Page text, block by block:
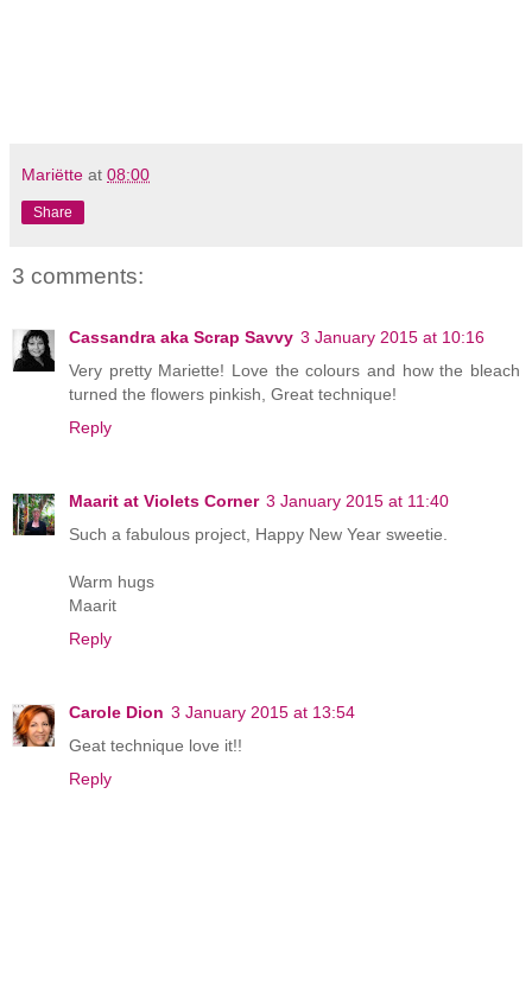
Mariëtte at 08:00
Share
3 comments:
Cassandra aka Scrap Savvy 3 January 2015 at 10:16
Very pretty Mariette! Love the colours and how the bleach
turned the flowers pinkish, Great technique!
Reply
Maarit at Violets Corner 3 January 2015 at 11:40
Such a fabulous project, Happy New Year sweetie.
Warm hugs
Maarit
Reply
Carole Dion 3 January 2015 at 13:54
Geat technique love it!!
Reply